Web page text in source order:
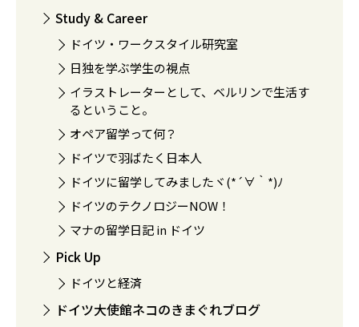
Study & Career
ドイツ・ワークスタイル研究室
日独を学ぶ学生の視点
イラストレーターとして、ベルリンで生活す
るということ。
オペア留学って何？
ドイツで羽ばたく日本人
ドイツに留学してみましたヾ(*´∀｀*)ﾉ
ドイツのテクノロジーNOW！
マナの留学日記 in ドイツ
Pick Up
ドイツと経済
ドイツ大使館ネコのきまぐれブログ